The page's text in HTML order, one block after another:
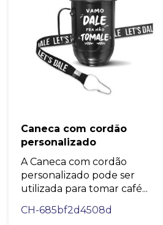
Caneca com cordão
personalizado
A Caneca com cordão
personalizado pode ser
utilizada para tomar café...
CH-685bf2d4508d